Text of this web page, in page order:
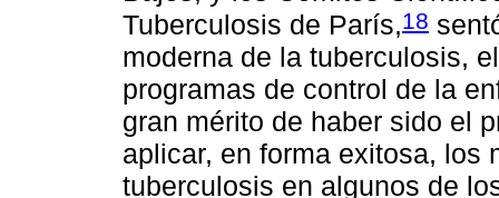
Tuberculosis de París,18
moderna de la tuberculosis,
programas de control de la
gran mérito de haber sido el
aplicar, en forma exitosa, los
tuberculosis en algunos de